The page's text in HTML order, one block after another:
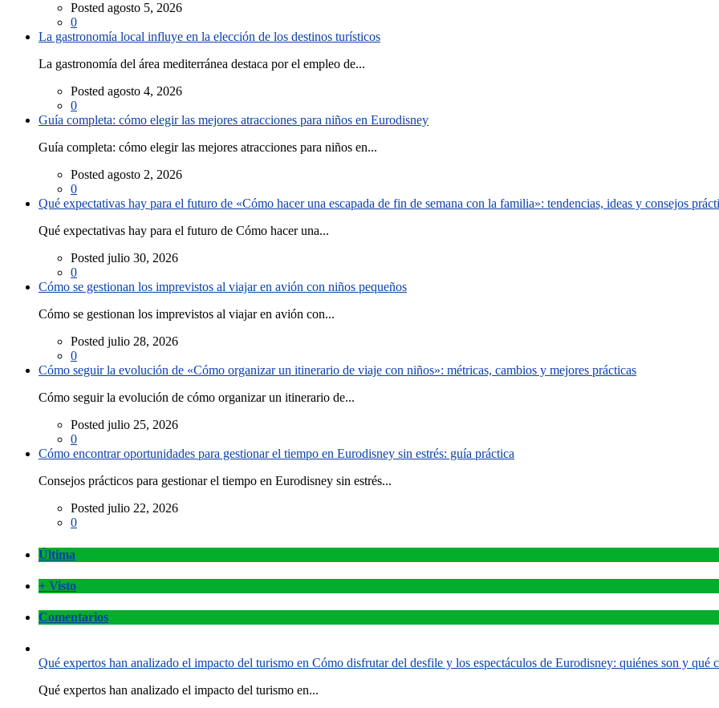
Posted agosto 5, 2026
0
La gastronomía local influye en la elección de los destinos turísticos
La gastronomía del área mediterránea destaca por el empleo de...
Posted agosto 4, 2026
0
Guía completa: cómo elegir las mejores atracciones para niños en Eurodisney
Guía completa: cómo elegir las mejores atracciones para niños en...
Posted agosto 2, 2026
0
Qué expectativas hay para el futuro de «Cómo hacer una escapada de fin de semana con la familia»: tendencias, ideas y consejos
Qué expectativas hay para el futuro de Cómo hacer una...
Posted julio 30, 2026
0
Cómo se gestionan los imprevistos al viajar en avión con niños pequeños
Cómo se gestionan los imprevistos al viajar en avión con...
Posted julio 28, 2026
0
Cómo seguir la evolución de «Cómo organizar un itinerario de viaje con niños»: métricas, cambios y mejores prácticas
Cómo seguir la evolución de cómo organizar un itinerario de...
Posted julio 25, 2026
0
Cómo encontrar oportunidades para gestionar el tiempo en Eurodisney sin estrés: guía práctica
Consejos prácticos para gestionar el tiempo en Eurodisney sin estrés...
Posted julio 22, 2026
0
Última
+ Visto
Comentarios
Qué expertos han analizado el impacto del turismo en Cómo disfrutar del desfile y los espectáculos de Eurodisney: quiénes son y qué
Qué expertos han analizado el impacto del turismo en...